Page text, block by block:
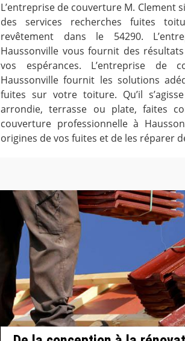
L’entreprise de couverture M. Clement
des services recherches fuites
revêtement dans le 54290.
Haussonville vous fournit des
vos espérances. L’entreprise de
Haussonville fournit les solutions
fuites sur votre toiture. Qu’il
arrondie, terrasse ou plate, faites
couverture professionnelle à
origines de vos fuites et de les réparer